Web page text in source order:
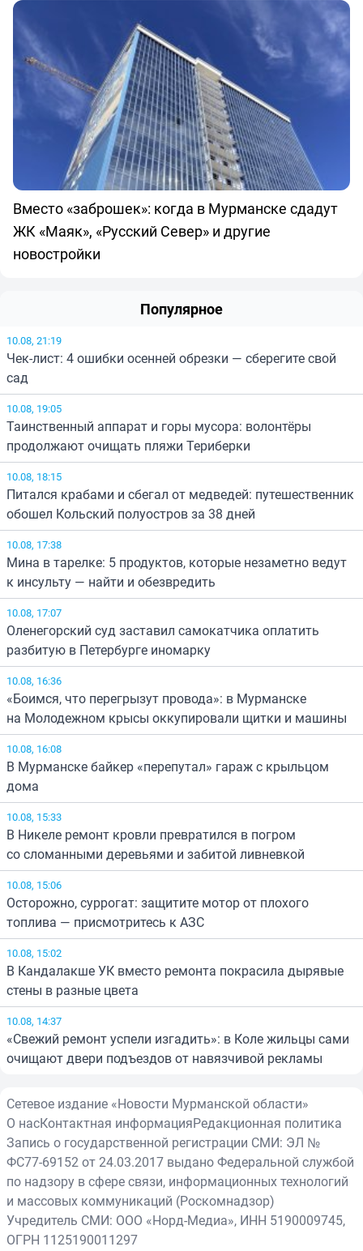
Вместо «заброшек»: когда в Мурманске сдадут
ЖК «Маяк», «Русский Север» и другие
новостройки
Популярное
10.08, 21:19
Чек-лист: 4 ошибки осенней обрезки — сберегите свой
сад
10.08, 19:05
Таинственный аппарат и горы мусора: волонтёры
продолжают очищать пляжи Териберки
10.08, 18:15
Питался крабами и сбегал от медведей: путешественник
обошел Кольский полуостров за 38 дней
10.08, 17:38
Мина в тарелке: 5 продуктов, которые незаметно ведут
к инсульту — найти и обезвредить
10.08, 17:07
Оленегорский суд заставил самокатчика оплатить
разбитую в Петербурге иномарку
10.08, 16:36
«Боимся, что перегрызут провода»: в Мурманске
на Молодежном крысы оккупировали щитки и машины
10.08, 16:08
В Мурманске байкер «перепутал» гараж с крыльцом
дома
10.08, 15:33
В Никеле ремонт кровли превратился в погром
со сломанными деревьями и забитой ливневкой
10.08, 15:06
Осторожно, суррогат: защитите мотор от плохого
топлива — присмотритесь к АЗС
10.08, 15:02
В Кандалакше УК вместо ремонта покрасила дырявые
стены в разные цвета
10.08, 14:37
«Свежий ремонт успели изгадить»: в Коле жильцы сами
очищают двери подъездов от навязчивой рекламы
Сетевое издание «Новости Мурманской области»
О насКонтактная информацияРедакционная политика
Запись о государственной регистрации СМИ: ЭЛ №
ФС77-69152 от 24.03.2017 выдано Федеральной службой
по надзору в сфере связи, информационных технологий
и массовых коммуникаций (Роскомнадзор)
Учредитель СМИ: ООО «Норд-Медиа», ИНН 5190009745,
ОГРН 1125190011297